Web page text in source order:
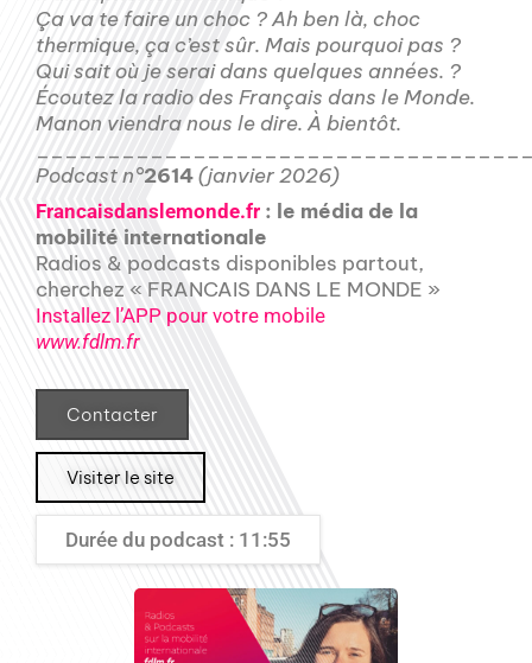
Ça va te faire un choc ? Ah ben là, choc
thermique, ça c’est sûr. Mais pourquoi pas ?
Qui sait où je serai dans quelques années. ?
Écoutez la radio des Français dans le Monde.
Manon viendra nous le dire. À bientôt.
Podcast n°2614(janvier 2026)
Francaisdanslemonde.fr : le média de la
mobilité internationale
Radios & podcasts disponibles partout,
cherchez « FRANCAIS DANS LE MONDE »
Installez l’APP pour votre mobile
www.fdlm.fr
Contacter
Visiter le site
Durée du podcast : 11:55